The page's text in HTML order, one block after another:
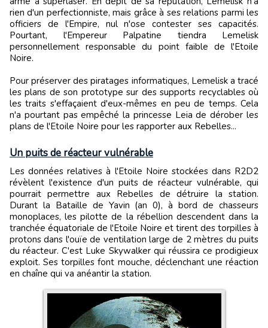
rien d'un perfectionniste, mais grâce à ses relations parmi les
officiers de l'Empire, nul n'ose contester ses capacités.
Pourtant, l'Empereur Palpatine tiendra Lemelisk
personnellement responsable du point faible de l'Etoile
Noire.
Pour préserver des piratages informatiques, Lemelisk a tracé
les plans de son prototype sur des supports recyclables où
les traits s'effaçaient d'eux-mêmes en peu de temps. Cela
n'a pourtant pas empêché la princesse Leia de dérober les
plans de l'Etoile Noire pour les rapporter aux Rebelles...
Un puits de réacteur vulnérable
Les données relatives à l'Etoile Noire stockées dans R2D2
révèlent l'existence d'un puits de réacteur vulnérable, qui
pourrait permettre aux Rebelles de détruire la station.
Durant la Bataille de Yavin (an 0), à bord de chasseurs
monoplaces, les pilotte de la rébellion descendent dans la
tranchée équatoriale de l'Etoile Noire et tirent des torpilles à
protons dans l'ouïe de ventilation large de 2 mètres du puits
du réacteur. C'est Luke Skywalker qui réussira ce prodigieux
exploit. Ses torpilles font mouche, déclenchant une réaction
en chaîne qui va anéantir la station.